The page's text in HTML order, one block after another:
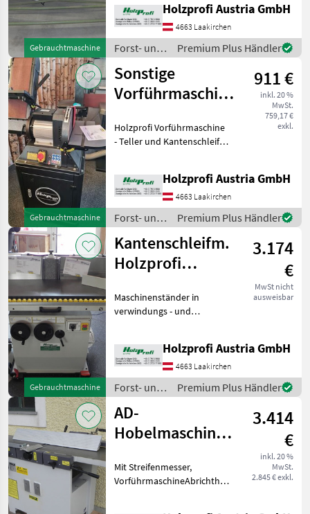
Gebrauchtmaschine
Tischbreite, 300
kgPreisänderungen
vorbehalten, Irrtümer,
Druck
Holzprofi Austria GmbH
4663 Laakirchen
Forst- und
Holztechnik
/ Sonstige
Premium Plus Händler
Gebrauchtmaschine
Sonstige
Vorführmaschine
u.Kantenschleife
911 €
inkl. 20 %
MwSt.
759,17 €
exkl.
Holzprofi Vorführmaschine
- Teller und Kantenschleife
Kantenschleife BDS612
zeichnet sich durch ihre
hervorragend
Holzprofi Austria GmbH
4663 Laakirchen
Forst- und
Holztechnik
/ Sonstige
Premium Plus Händler
Gebrauchtmaschine
Kantenschleifm.
Holzprofi
VORFÜHR
3.174
€
MwSt nicht
ausweisbar
Maschinenständer in
verwindungs - und
Schleifaggregat mittels
Handrad bis 45° verstellbar.
Schleifband - Oszillation m
Holzprofi Austria GmbH
4663 Laakirchen
Forst- und
Holztechnik
/ Holzprofi
Premium Plus Händler
AD-
Hobelmaschine
Vorführmaschine
3.414
€
inkl. 20 %
MwSt.
2.845 € exkl.
Mit Streifenmesser,
VorführmaschineAbrichthobel:Tischabmessung